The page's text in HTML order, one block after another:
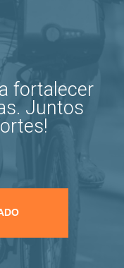
fortalecer
Juntos